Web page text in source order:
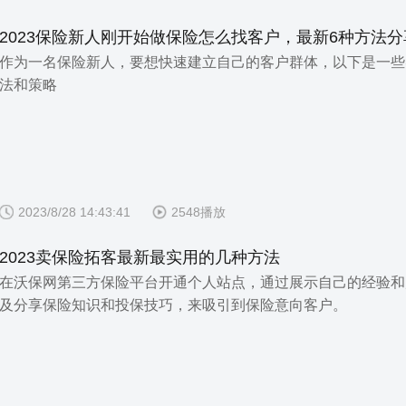
2023保险新人刚开始做保险怎么找客户，最新6种方法
作为一名保险新人，要想快速建立自己的客户群体，以下是一
法和策略
2023/8/28 14:43:41 2548播放
2023卖保险拓客最新最实用的几种方法
在沃保网第三方保险平台开通个人站点，通过展示自己的经验
及分享保险知识和投保技巧，来吸引到保险意向客户。